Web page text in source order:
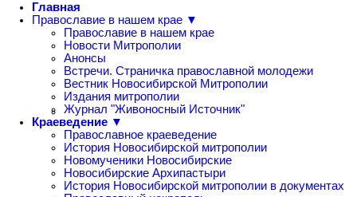
Главная
Православие в нашем крае ▼
Православие в нашем крае
Новости Митрополии
Анонсы
Встречи. Страничка православной молодежи
Вестник Новосибирской Митрополии
Издания митрополии
Журнал "Живоносный Источник"
Краеведение ▼
Православное краеведение
История Новосибирской митрополии
Новомученики Новосибирские
Новосибирские Архипастыри
История Новосибирской митрополии в документах